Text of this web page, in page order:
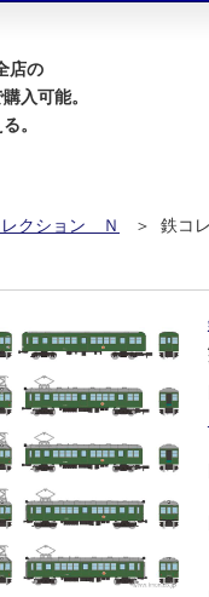
店の
入可能。
。
クション Ｎ
＞ 鉄コ